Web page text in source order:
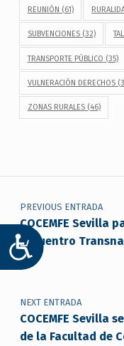
REUNIÓN (61)
SUBVENCIONES(32)
TRANSPORTE PÚBLICO (35)
VULNERACIÓN DERECHOS
ZONAS RURALES(46)
Navegación de entradas
PREVIOUS ENTRADA
COCEMFE Sevilla
Encuentro
NEXT ENTRADA
COCEMFE Sevilla
de la Facultad de